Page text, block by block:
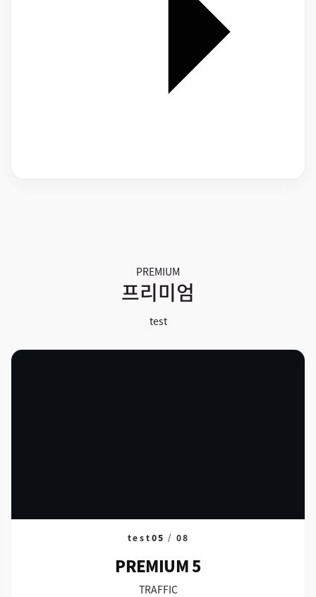
PREMIUM
프리미엄
test
test05 / 08
PREMIUM 5
TRAFFIC